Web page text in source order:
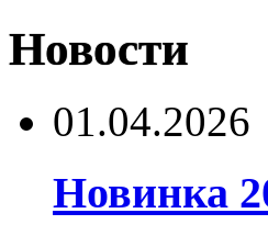
Новости
01.04.2026
Новинка